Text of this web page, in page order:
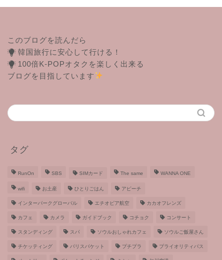
このブログを読んだら
韓国旅行に安心して行ける！
100倍K-POPオタクを楽しく出来る
ブログを目指しています
タグ
RunOn SBS SIMカード The same WANNA ONE
wifi お土産 ひとりごはん アピーチ
インターパークグローバル エチオピア航空 カカオフレンズ
カフェ カメラ ガイドブック コチョク コンサート
スタンディング スパ ソウルおしゃれカフェ ソウルご飯屋さん
チケッティング パリスバケット プチプラ プライオリティパス